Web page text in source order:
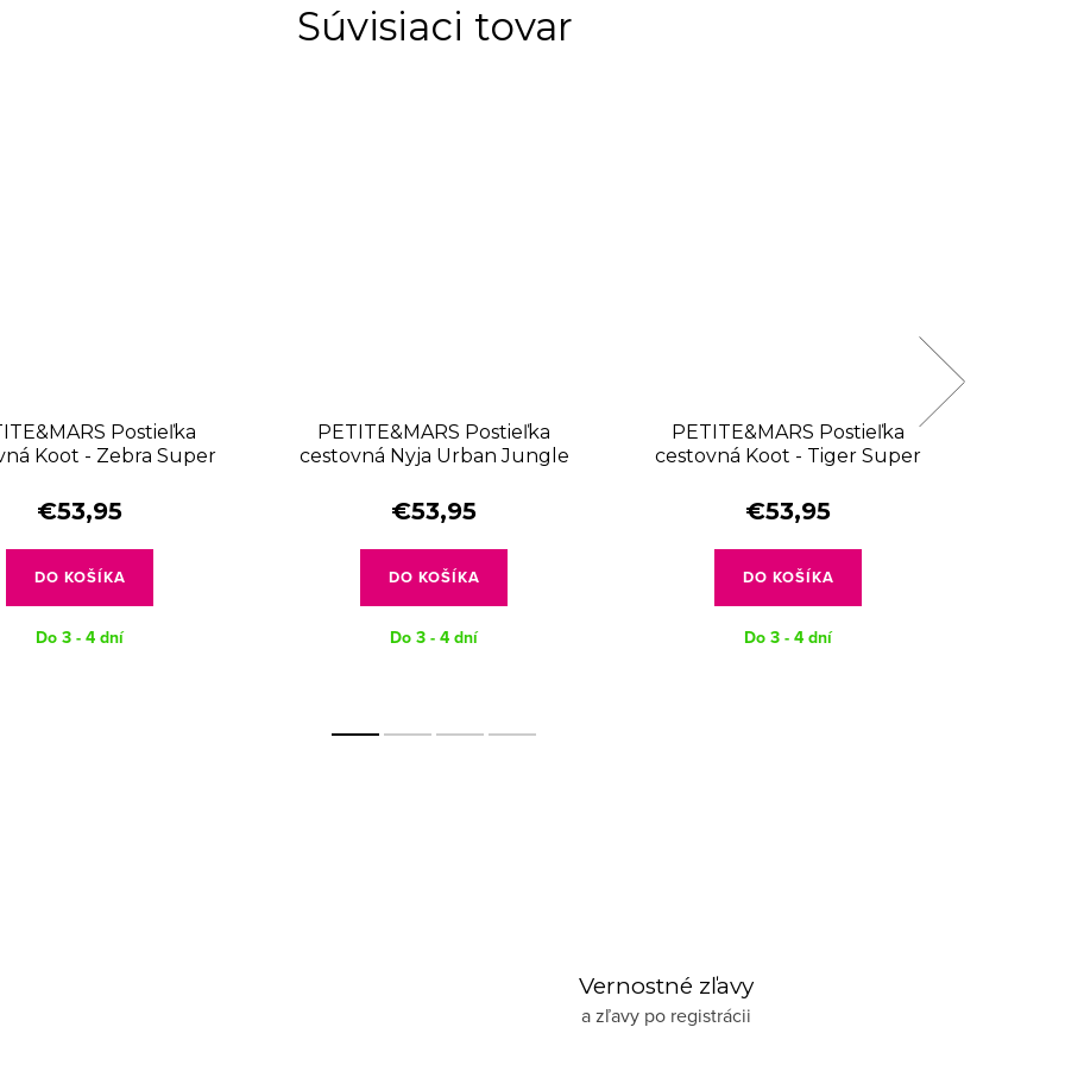
Súvisiaci tovar
Postieľka
Koot - Zebra Super
€53,95
DO KOŠÍKA
Do 3 - 4 dní
PETITE&MARS Postieľka
cestovná Nyja Urban Jungle
€53,95
DO KOŠÍKA
Do 3 - 4 dní
PETITE&MARS Postieľka
cestovná Koot - Tiger Super
€53,95
DO KOŠÍKA
Do 3 - 4 dní
Vernostné zľavy
a zľavy po registrácii